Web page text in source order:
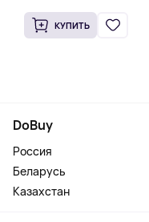
КУПИТЬ
DoBuy
Россия
Беларусь
Казахстан